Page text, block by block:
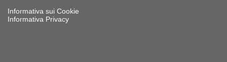
Informativa sui Cookie
Informativa Privacy